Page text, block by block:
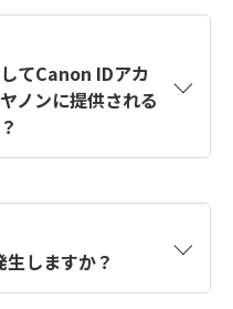
カメラ】Canon IDとは
成方法は？をご確認く
てCanon IDアカ
ノンに提供される
します。アカウントを
この情報を使用して
を入力します。
しますか？